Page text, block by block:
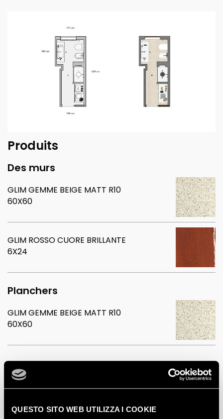
QUESTO SITO WEB UTILIZZA I COOKIE
Produits
Des murs
GLIM GEMME BEIGE MATT R10
60X60
GLIM ROSSO CUORE BRILLANTE
6X24
Planchers
GLIM GEMME BEIGE MATT R10
60X60